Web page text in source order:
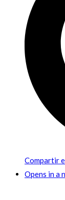
Compartir
Opens in a